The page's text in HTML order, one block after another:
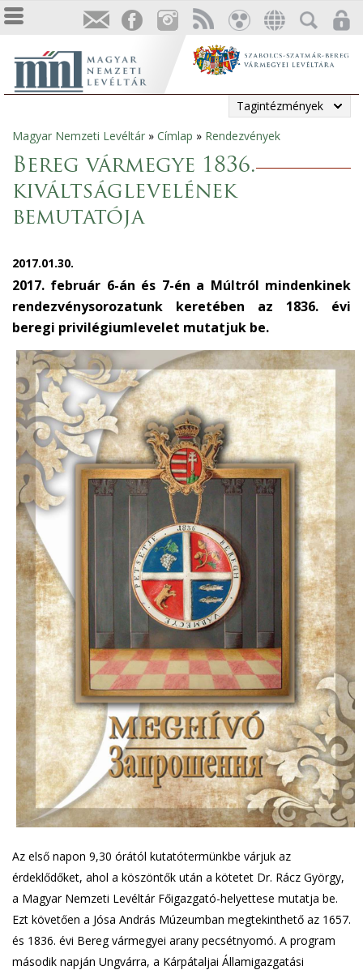
Tagintézmények
Jelenlegi
hely
Magyar Nemzeti Levéltár » Címlap » Rendezvények
Bereg vármegye 1836.
kiváltságlevelének
bemutatója
2017.01.30.
2017. február 6-án és 7-én a Múltról mindenkinek
rendezvénysorozatunk keretében az 1836. évi
beregi privilégiumlevelet mutatjuk be.
Az első napon 9,30 órától kutatótermünkbe várjuk az
érdeklődőket, ahol a köszöntők után a kötetet Dr. Rácz György,
a Magyar Nemzeti Levéltár Főigazgató-helyettese mutatja be.
Ezt követően a Jósa András Múzeumban megtekinthető az 1657.
és 1836. évi Bereg vármegyei arany pecsétnyomó. A program
második napján Ungvárra, a Kárpátaljai Államigazgatási